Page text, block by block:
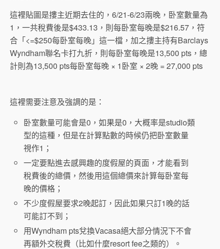
這裡貼圖是摟主近期去住的，6/21-6/23兩晚，卧室數量為
1，一共稅費後是$433.13，則每卧室每晚是$216.57，符
合「<=$250每卧室每晚」這一檔，加之摟主持有Barclays
Wyndham聯名卡打九折，則每卧室每晚是13,500 pts，總
計則為13,500 pts每卧室每晚 × 1卧室 × 2晚 = 27,000 pts
這裡需要注意及強調的是：
卧室數量可能會是0，如果是0，大概率是studio類
型的這種，但是在計算點數的時候仍把卧室數量
視作1；
一定要點進去感興趣的度假屋的頁面，才能看到
稅費後的總價，然後用這個總價來計算每卧室每
晚的價格；
不少度假屋要求2晚起訂，因此如果只訂1晚的話
可能訂不到；
用Wyndham pts兌換Vacasa絕大部分情況下不會
再額外交稅費（比如什麼resort fee之類的）。